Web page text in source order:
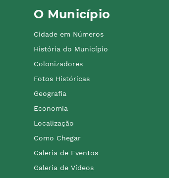
O Município
Cidade em Números
História do Município
Colonizadores
Fotos Históricas
Geografia
Economia
Localização
Como Chegar
Galeria de Eventos
Galeria de Vídeos